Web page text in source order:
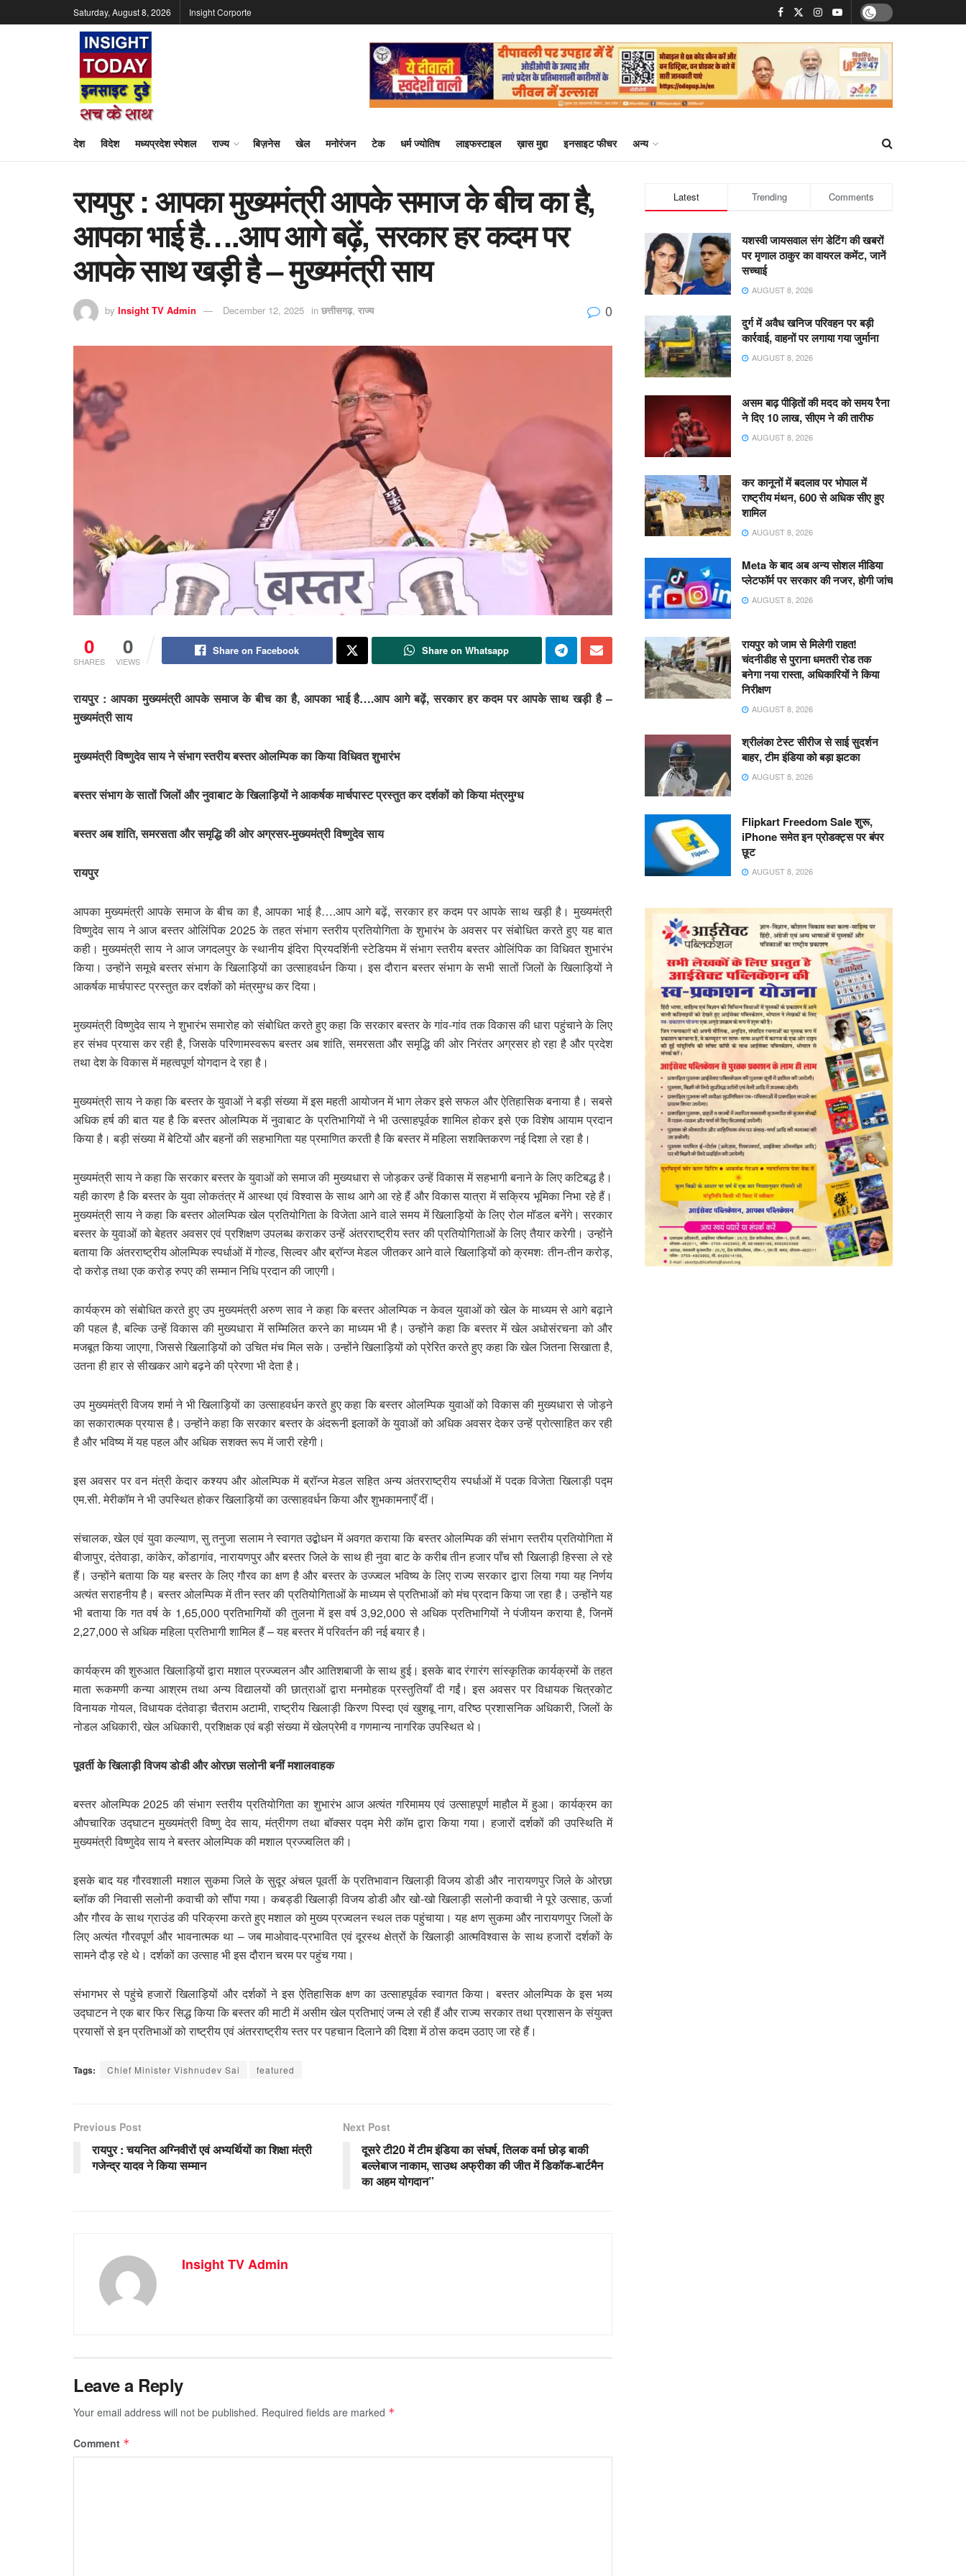
Saturday, August 8, 2026 Insight Corporte
देश विदेश मध्यप्रदेश स्पेशल राज्य बिज़नेस खेल मनोरंजन टेक धर्म ज्योतिष लाइफस्टाइल ख़ास मुद्दा इनसाइट फीचर अन्य
रायपुर : आपका मुख्यमंत्री आपके समाज के बीच का है,
आपका भाई है….आप आगे बढ़ें, सरकार हर कदम पर
आपके साथ खड़ी है – मुख्यमंत्री साय
by Insight TV Admin December 12, 2025 in छत्तीसगढ़, राज्य 0
0
SHARES
0
VIEWS
Share on Facebook Share on Whatsapp
रायपुर : आपका मुख्यमंत्री आपके समाज के बीच का है, आपका भाई है….आप आगे बढ़ें, सरकार हर कदम पर आपके साथ खड़ी है –
मुख्यमंत्री साय
मुख्यमंत्री विष्णुदेव साय ने संभाग स्तरीय बस्तर ओलम्पिक का किया विधिवत शुभारंभ
बस्तर संभाग के सातों जिलों और नुवाबाट के खिलाड़ियों ने आकर्षक मार्चपास्ट प्रस्तुत कर दर्शकों को किया मंत्रमुग्ध
बस्तर अब शांति, समरसता और समृद्धि की ओर अग्रसर-मुख्यमंत्री विष्णुदेव साय
रायपुर
आपका मुख्यमंत्री आपके समाज के बीच का है, आपका भाई है….आप आगे बढ़ें, सरकार हर कदम पर आपके साथ खड़ी है। मुख्यमंत्री
विष्णुदेव साय ने आज बस्तर ओलिंपिक 2025 के तहत संभाग स्तरीय प्रतियोगिता के शुभारंभ के अवसर पर संबोधित करते हुए यह बात
कही। मुख्यमंत्री साय ने आज जगदलपुर के स्थानीय इंदिरा प्रियदर्शिनी स्टेडियम में संभाग स्तरीय बस्तर ओलिंपिक का विधिवत शुभारंभ
किया। उन्होंने समूचे बस्तर संभाग के खिलाड़ियों का उत्साहवर्धन किया। इस दौरान बस्तर संभाग के सभी सातों जिलों के खिलाड़ियों ने
आकर्षक मार्चपास्ट प्रस्तुत कर दर्शकों को मंत्रमुग्ध कर दिया।
मुख्यमंत्री विष्णुदेव साय ने शुभारंभ समारोह को संबोधित करते हुए कहा कि सरकार बस्तर के गांव-गांव तक विकास की धारा पहुंचाने के लिए
हर संभव प्रयास कर रही है, जिसके परिणामस्वरूप बस्तर अब शांति, समरसता और समृद्धि की ओर निरंतर अग्रसर हो रहा है और प्रदेश
तथा देश के विकास में महत्वपूर्ण योगदान दे रहा है।
मुख्यमंत्री साय ने कहा कि बस्तर के युवाओं ने बड़ी संख्या में इस महती आयोजन में भाग लेकर इसे सफल और ऐतिहासिक बनाया है। सबसे
अधिक हर्ष की बात यह है कि बस्तर ओलम्पिक में नुवाबाट के प्रतिभागियों ने भी उत्साहपूर्वक शामिल होकर इसे एक विशेष आयाम प्रदान
किया है। बड़ी संख्या में बेटियों और बहनों की सहभागिता यह प्रमाणित करती है कि बस्तर में महिला सशक्तिकरण नई दिशा ले रहा है।
मुख्यमंत्री साय ने कहा कि सरकार बस्तर के युवाओं को समाज की मुख्यधारा से जोड़कर उन्हें विकास में सहभागी बनाने के लिए कटिबद्ध है।
यही कारण है कि बस्तर के युवा लोकतंत्र में आस्था एवं विश्वास के साथ आगे आ रहे हैं और विकास यात्रा में सक्रिय भूमिका निभा रहे हैं।
मुख्यमंत्री साय ने कहा कि बस्तर ओलम्पिक खेल प्रतियोगिता के विजेता आने वाले समय में खिलाड़ियों के लिए रोल मॉडल बनेंगे। सरकार
बस्तर के युवाओं को बेहतर अवसर एवं प्रशिक्षण उपलब्ध कराकर उन्हें अंतरराष्ट्रीय स्तर की प्रतियोगिताओं के लिए तैयार करेगी। उन्होंने
बताया कि अंतरराष्ट्रीय ओलम्पिक स्पर्धाओं में गोल्ड, सिल्वर और ब्रॉन्ज मेडल जीतकर आने वाले खिलाड़ियों को क्रमशः तीन-तीन करोड़,
दो करोड़ तथा एक करोड़ रुपए की सम्मान निधि प्रदान की जाएगी।
कार्यक्रम को संबोधित करते हुए उप मुख्यमंत्री अरुण साव ने कहा कि बस्तर ओलम्पिक न केवल युवाओं को खेल के माध्यम से आगे बढ़ाने
की पहल है, बल्कि उन्हें विकास की मुख्यधारा में सम्मिलित करने का माध्यम भी है। उन्होंने कहा कि बस्तर में खेल अधोसंरचना को और
मजबूत किया जाएगा, जिससे खिलाड़ियों को उचित मंच मिल सके। उन्होंने खिलाड़ियों को प्रेरित करते हुए कहा कि खेल जितना सिखाता है,
उतना ही हार से सीखकर आगे बढ़ने की प्रेरणा भी देता है।
उप मुख्यमंत्री विजय शर्मा ने भी खिलाड़ियों का उत्साहवर्धन करते हुए कहा कि बस्तर ओलम्पिक युवाओं को विकास की मुख्यधारा से जोड़ने
का सकारात्मक प्रयास है। उन्होंने कहा कि सरकार बस्तर के अंदरूनी इलाकों के युवाओं को अधिक अवसर देकर उन्हें प्रोत्साहित कर रही
है और भविष्य में यह पहल और अधिक सशक्त रूप में जारी रहेगी।
इस अवसर पर वन मंत्री केदार कश्यप और ओलम्पिक में ब्रॉन्ज मेडल सहित अन्य अंतरराष्ट्रीय स्पर्धाओं में पदक विजेता खिलाड़ी पद्म
एम.सी. मेरीकॉम ने भी उपस्थित होकर खिलाड़ियों का उत्साहवर्धन किया और शुभकामनाएँ दीं।
संचालक, खेल एवं युवा कल्याण, सु तनुजा सलाम ने स्वागत उद्बोधन में अवगत कराया कि बस्तर ओलम्पिक की संभाग स्तरीय प्रतियोगिता में
बीजापुर, दंतेवाड़ा, कांकेर, कोंडागांव, नारायणपुर और बस्तर जिले के साथ ही नुवा बाट के करीब तीन हजार पाँच सौ खिलाड़ी हिस्सा ले रहे
हैं। उन्होंने बताया कि यह बस्तर के लिए गौरव का क्षण है और बस्तर के उज्ज्वल भविष्य के लिए राज्य सरकार द्वारा लिया गया यह निर्णय
अत्यंत सराहनीय है। बस्तर ओलम्पिक में तीन स्तर की प्रतियोगिताओं के माध्यम से प्रतिभाओं को मंच प्रदान किया जा रहा है। उन्होंने यह
भी बताया कि गत वर्ष के 1,65,000 प्रतिभागियों की तुलना में इस वर्ष 3,92,000 से अधिक प्रतिभागियों ने पंजीयन कराया है, जिनमें
2,27,000 से अधिक महिला प्रतिभागी शामिल हैं – यह बस्तर में परिवर्तन की नई बयार है।
कार्यक्रम की शुरुआत खिलाड़ियों द्वारा मशाल प्रज्ज्वलन और आतिशबाजी के साथ हुई। इसके बाद रंगारंग सांस्कृतिक कार्यक्रमों के तहत
माता रूकमणी कन्या आश्रम तथा अन्य विद्यालयों की छात्राओं द्वारा मनमोहक प्रस्तुतियाँ दी गईं। इस अवसर पर विधायक चित्रकोट
विनायक गोयल, विधायक दंतेवाड़ा चैतराम अटामी, राष्ट्रीय खिलाड़ी किरण पिस्दा एवं खुशबू नाग, वरिष्ठ प्रशासनिक अधिकारी, जिलों के
नोडल अधिकारी, खेल अधिकारी, प्रशिक्षक एवं बड़ी संख्या में खेलप्रेमी व गणमान्य नागरिक उपस्थित थे।
पूवर्ती के खिलाड़ी विजय डोडी और ओरछा सलोनी बनीं मशालवाहक
बस्तर ओलम्पिक 2025 की संभाग स्तरीय प्रतियोगिता का शुभारंभ आज अत्यंत गरिमामय एवं उत्साहपूर्ण माहौल में हुआ। कार्यक्रम का
औपचारिक उद्घाटन मुख्यमंत्री विष्णु देव साय, मंत्रीगण तथा बॉक्सर पद्म मेरी कॉम द्वारा किया गया। हजारों दर्शकों की उपस्थिति में
मुख्यमंत्री विष्णुदेव साय ने बस्तर ओलम्पिक की मशाल प्रज्ज्वलित की।
इसके बाद यह गौरवशाली मशाल सुकमा जिले के सुदूर अंचल पूवर्ती के प्रतिभावान खिलाड़ी विजय डोडी और नारायणपुर जिले के ओरछा
ब्लॉक की निवासी सलोनी कवाची को सौंपा गया। कबड्डी खिलाड़ी विजय डोडी और खो-खो खिलाड़ी सलोनी कवाची ने पूरे उत्साह, ऊर्जा
और गौरव के साथ ग्राउंड की परिक्रमा करते हुए मशाल को मुख्य प्रज्वलन स्थल तक पहुंचाया। यह क्षण सुकमा और नारायणपुर जिलों के
लिए अत्यंत गौरवपूर्ण और भावनात्मक था – जब माओवाद-प्रभावित एवं दूरस्थ क्षेत्रों के खिलाड़ी आत्मविश्वास के साथ हजारों दर्शकों के
सामने दौड़ रहे थे। दर्शकों का उत्साह भी इस दौरान चरम पर पहुंच गया।
संभागभर से पहुंचे हजारों खिलाड़ियों और दर्शकों ने इस ऐतिहासिक क्षण का उत्साहपूर्वक स्वागत किया। बस्तर ओलम्पिक के इस भव्य
उद्घाटन ने एक बार फिर सिद्ध किया कि बस्तर की माटी में असीम खेल प्रतिभाएं जन्म ले रही हैं और राज्य सरकार तथा प्रशासन के संयुक्त
प्रयासों से इन प्रतिभाओं को राष्ट्रीय एवं अंतरराष्ट्रीय स्तर पर पहचान दिलाने की दिशा में ठोस कदम उठाए जा रहे हैं।
Tags: Chief Minister Vishnudev Sai featured
Previous Post
रायपुर : चयनित अग्निवीरों एवं अभ्यर्थियों का शिक्षा मंत्री
गजेन्द्र यादव ने किया सम्मान
Next Post
दूसरे टी20 में टीम इंडिया का संघर्ष, तिलक वर्मा छोड़ बाकी
बल्लेबाज नाकाम, साउथ अफ्रीका की जीत में डिकॉक-बार्टमैन
का अहम योगदान”
Insight TV Admin
Leave a Reply
Your email address will not be published. Required fields are marked *
Comment *
Latest Trending Comments
यशस्वी जायसवाल संग डेटिंग की खबरों
पर मृणाल ठाकुर का वायरल कमेंट, जानें
सच्चाई
AUGUST 8, 2026
दुर्ग में अवैध खनिज परिवहन पर बड़ी
कार्रवाई, वाहनों पर लगाया गया जुर्माना
AUGUST 8, 2026
असम बाढ़ पीड़ितों की मदद को समय रैना
ने दिए 10 लाख, सीएम ने की तारीफ
AUGUST 8, 2026
कर कानूनों में बदलाव पर भोपाल में
राष्ट्रीय मंथन, 600 से अधिक सीए हुए
शामिल
AUGUST 8, 2026
Meta के बाद अब अन्य सोशल मीडिया
प्लेटफॉर्म पर सरकार की नजर, होगी जांच
AUGUST 8, 2026
रायपुर को जाम से मिलेगी राहत!
चंदनीडीह से पुराना धमतरी रोड तक
बनेगा नया रास्ता, अधिकारियों ने किया
निरीक्षण
AUGUST 8, 2026
श्रीलंका टेस्ट सीरीज से साई सुदर्शन
बाहर, टीम इंडिया को बड़ा झटका
AUGUST 8, 2026
Flipkart Freedom Sale शुरू,
iPhone समेत इन प्रोडक्ट्स पर बंपर
छूट
AUGUST 8, 2026